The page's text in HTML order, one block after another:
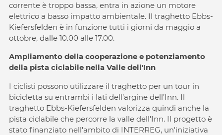
corrente è troppo bassa, entra in azione un motore
elettrico a basso impatto ambientale. Il traghetto Ebbs-
Kiefersfelden è in funzione tutti i giorni da maggio a
ottobre, dalle 10.00 alle 17.00.
Ampliamento della cooperazione e potenziamento
della pista ciclabile nella Valle dell'Inn
I ciclisti possono utilizzare il traghetto per un tour in
bicicletta su entrambi i lati dell’argine dell’Inn. Il
traghetto Ebbs-Kiefersfelden valorizza quindi anche la
pista ciclabile che percorre la valle dell'Inn. Il progetto è
stato finanziato nell'ambito di INTERREG, un'iniziativa